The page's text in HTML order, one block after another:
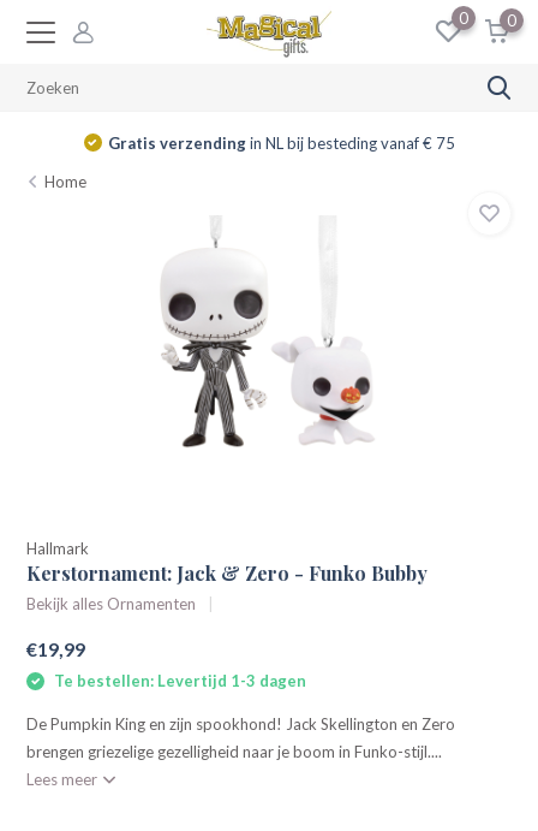
0 0
Gratis verzendingin NL bij besteding vanaf € 75
Home
Hallmark
Kerstornament: Jack & Zero - Funko Bubby
Bekijk alles Ornamenten
€19,99
Te bestellen: Levertijd 1-3 dagen
De Pumpkin King en zijn spookhond! Jack Skellington en Zero
brengen griezelige gezelligheid naar je boom in Funko-stijl....
Lees meer